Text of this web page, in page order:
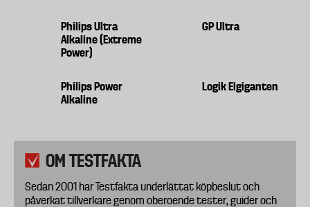
Philips Ultra
Alkaline (Extreme
Power)
GP Ultra
Philips Power
Alkaline
Logik Elgiganten
OM TESTFAKTA
Sedan 2001 har Testfakta underlättat köpbeslut och
påverkat tillverkare genom oberoende tester, guider och